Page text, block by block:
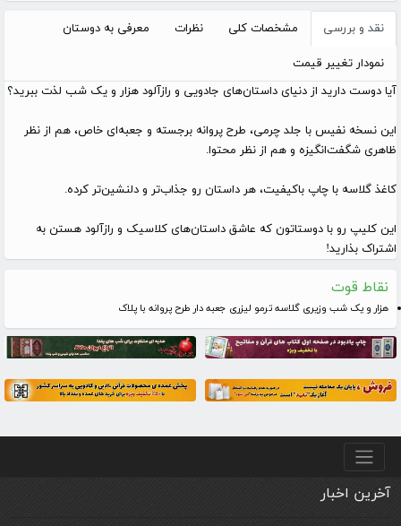
نقد و بررسی مشخصات کلی نظرات معرفی به دوستان
نمودار تغییر قیمت
آیا دوست دارید از دنیای داستان‌های جادویی و رازآلود هزار و یک شب لذت ببرید؟
این نسخه نفیس با جلد چرمی، طرح پروانه برجسته و جعبه‌ای خاص، هم از نظر
ظاهری شگفت‌انگیزه و هم از نظر محتوا.
کاغذ گلاسه با چاپ باکیفیت، هر داستان رو جذاب‌تر و دلنشین‌تر کرده.
این کلیپ رو با دوستاتون که عاشق داستان‌های کلاسیک و رازآلود هستن به
اشتراک بذارید!
نقاط قوت
هزار و یک شب وزیری گلاسه ترمو لیزری جعبه دار طرح پروانه با پلاک
منو پایین
آخرین اخبار